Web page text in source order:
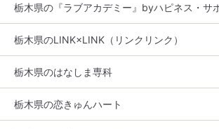
栃木県の『ラブアカデミー』byハピネス・サ
栃木県のLINK×LINK（リンクリンク）
栃木県のはなしま専科
栃木県の恋きゅんハート